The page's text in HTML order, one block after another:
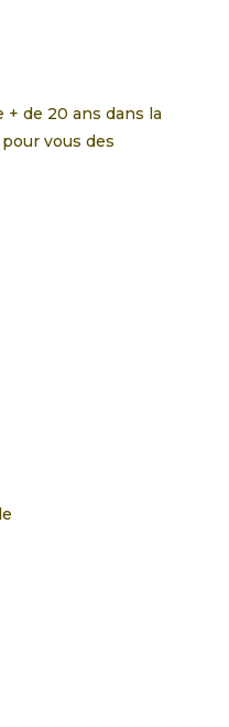
de 20 ans dans la
vous des